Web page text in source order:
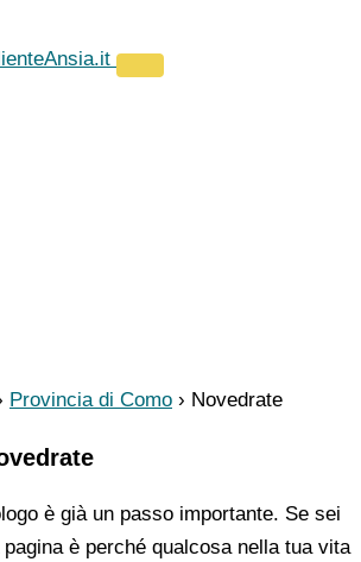
Provincia di Como › Novedrate
è già un passo importante. Se sei
è perché qualcosa nella tua vita